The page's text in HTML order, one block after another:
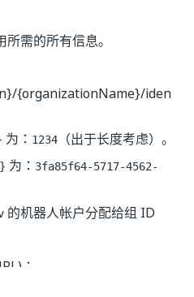
需的所有信息。
{organizationName}/iden
为： 1234 （出于长度考虑）。
为： 3fa85f64-5717-4562-
的机器人帐户分配给组 ID
：